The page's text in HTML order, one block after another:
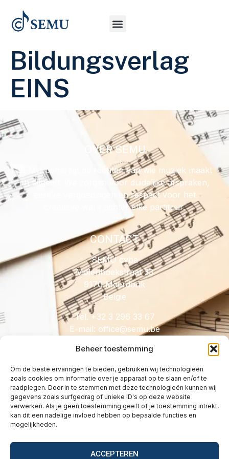
Beheer toestemming
Om de beste ervaringen te bieden, gebruiken wij technologieën
zoals cookies om informatie over je apparaat op te slaan en/of te
raadplegen. Door in te stemmen met deze technologieën kunnen wij
gegevens zoals surfgedrag of unieke ID's op deze website
verwerken. Als je geen toestemming geeft of je toestemming intrekt,
kan dit een nadelige invloed hebben op bepaalde functies en
mogelijkheden.
ACCEPTEREN
Bildungsverlag
EINS
OVER SEMU
SEMU behartigt de rechten van wie muziek maakt
en uitgeeft. We zorgen voor duidelijke afspraken,
eerlijke vergoedingen en respect voor het
creatieve werk achter elke partituur.
CONTACT
SEMU cvba
Molenhoekstraat 33
9170 Meerdonk
België
Tel. +32 3 296 33 67
E-mail:
eb.umes
@eciffo
HANDIG
Licenties
Tarieven
Wetgeving